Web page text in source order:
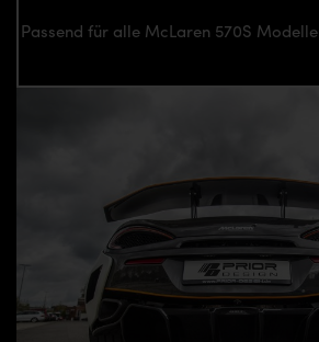
Passend für alle McLaren 570S Modelle